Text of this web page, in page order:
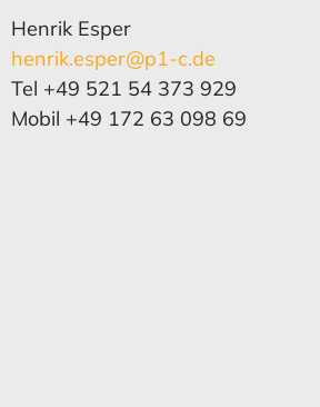
Henrik Esper
henrik.esper@p1-c.de
Tel +49 521 54 373 929
Mobil +49 172 63 098 69